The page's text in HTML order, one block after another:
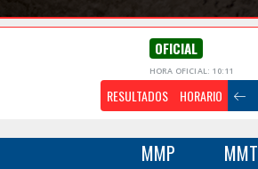
OFICIAL
HORA OFICIAL: 10:11
RESULTADOS HORARIO
MMP MMT